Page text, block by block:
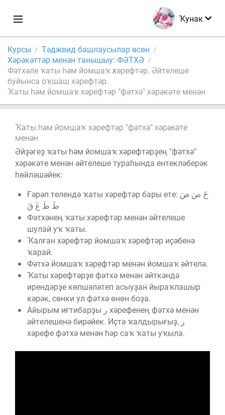
Ҡунак
Курсы
Тәджвид башлаусылар өсөн
Хәрәкәттәр менән танышыу: ФӘТХӘ
Фәтхәле ҡаты һәм йомшаҡ хәрефтәр. Әйтелеше
буйынса оҡшаш хәрефтәр.
Ҡаты һәм йомшаҡ хәрефтәр "фәтхә" хәрәкәте менән
Ҡаты һәм йомшаҡ хәрефтәр "фәтхә" хәрәкәте
менән
Әйҙәгеҙ ҡаты һәм йомшаҡ хәрефтәрҙең "фәтхә"
хәрәкәте менән әйтелеше тураһында ентекләберәк
һөйләшәйек:
Ғәрәп телендә ҡаты хәрефтәр бары ете: خَ صَ ضَ
طَ ظَ غَ قَ
Фәтхәнең ҡаты хәрефтәр менән әйтелеше
шулай уҡ ҡаты.
Ҡалған хәрефтәр йомшаҡ хәрефтәр иҫәбенә
ҡарай.
Фәтхә йомшаҡ хәрефтәр менән йомшаҡ әйтелә.
Ҡаты хәрефтәрҙе фәтхә менән әйткәндә
ирендәрҙе көпшәләтеп асыуҙан йыраҡлашыр
кәрәк, сөнки ул фәтхә өнөн боҙа.
Айырым иғтибарҙы ر хәрефенең фәтхә менән
әйтелешенә бирәйек. Иҫтә ҡалдырығыҙ, ر
хәрефе фәтхә менән һәр саҡ ҡаты уҡыла.